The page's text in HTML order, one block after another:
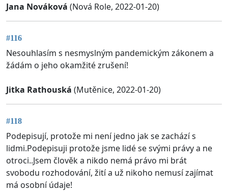
Jana Nováková (Nová Role, 2022-01-20)
#116
Nesouhlasím s nesmyslným pandemickým zákonem a
žádám o jeho okamžité zrušení!
Jitka Rathouská (Mutěnice, 2022-01-20)
#118
Podepisují, protože mi není jedno jak se zachází s
lidmi.Podepisuji protože jsme lidé se svými právy a ne
otroci..Jsem člověk a nikdo nemá právo mi brát
svobodu rozhodování, žití a už nikoho nemusí zajímat
má osobní údaje!